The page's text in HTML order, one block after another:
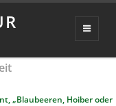
„Blaubeeren, Hoiber oder